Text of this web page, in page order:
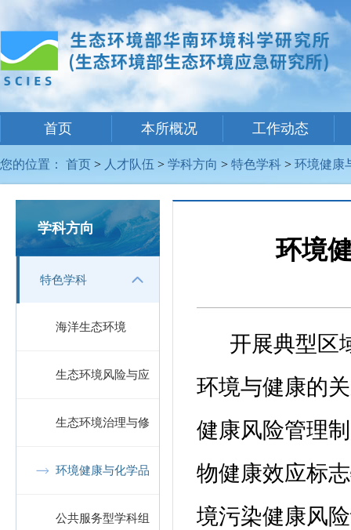
首页 本所概况 工作动态
您的位置： 首页 > 人才队伍 > 学科方向 > 特色学科 > 环境健康
学科方向
特色学科
海洋生态环境
生态环境风险与应
急
生态环境治理与修
复
环境健康与化学品
风险管理
公共服务型学科组
环境
开展典型区
环境与健康的
健康风险管理
物健康效应标
境污染健康风